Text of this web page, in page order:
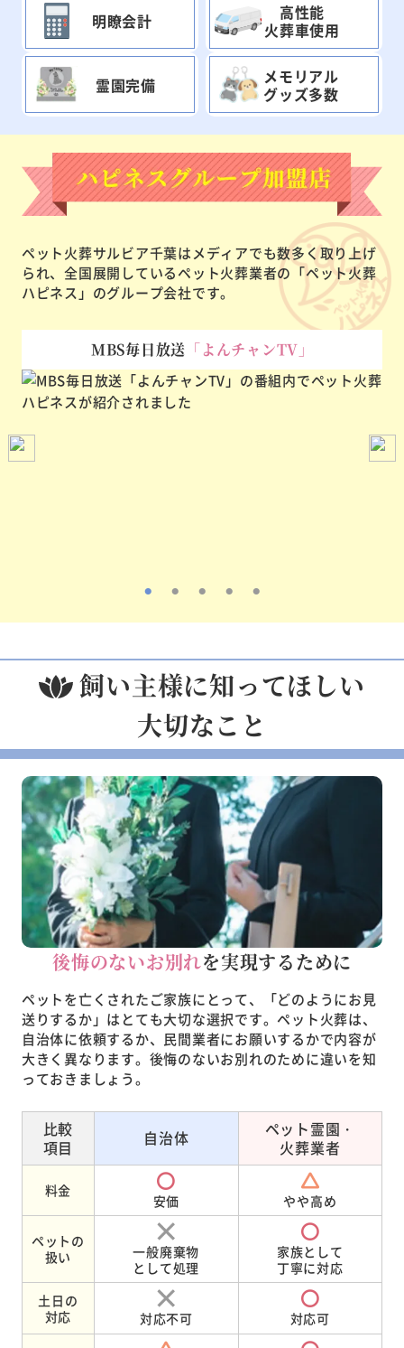
明瞭会計
高性能
火葬車使用
霊園完備
メモリアル
グッズ多数
ペット火葬サルビア千葉はメディアでも数多く取り上げ
られ、 全国展開しているペット火葬業者の「ペット火葬
ハピネス」のグループ会社です。
MBS毎日放送 「よんチャンTV」
飼い主様に知ってほしい
大切なこと
後悔のないお別れを実現するために
ペットを亡くされたご家族にとって、「どのようにお見
送りするか」はとても大切な選択です。ペット火葬は、
自治体に依頼するか、民間業者にお願いするかで内容が
大きく異なります。後悔のないお別れのために違いを知
っておきましょう。
比較
項目
自治体
ペット霊園・
火葬業者
料金
安価 やや高め
ペットの
扱い
一般廃棄物
として処理
家族として
丁寧に対応
土日の
対応
対応不可 対応可